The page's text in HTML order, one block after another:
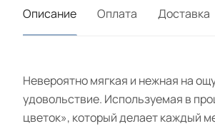
Описание Оплата Доставка
Невероятно мягкая и нежная на
удовольствие. Используемая в
цветок», который делает каждый